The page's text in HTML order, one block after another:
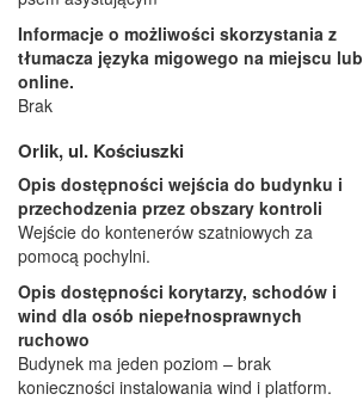
Informacje o możliwości skorzystania z
tłumacza języka migowego na miejscu lub
online.
Brak
Orlik, ul. Kościuszki
Opis dostępności wejścia do budynku i
przechodzenia przez obszary kontroli
Wejście do kontenerów szatniowych za
pomocą pochylni.
Opis dostępności korytarzy, schodów i
wind dla osób niepełnosprawnych
ruchowo
Budynek ma jeden poziom – brak
konieczności instalowania wind i platform.